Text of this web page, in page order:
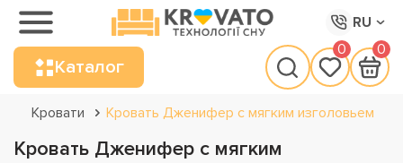
RU
Каталог
0 0
Кровати Кровать Дженифер с мягким изголовьем
Кровать Дженифер с мягким